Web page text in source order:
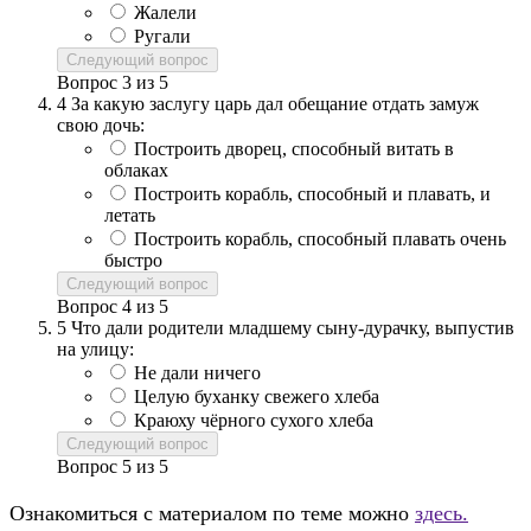
Жалели
Ругали
Следующий вопрос
Вопрос 3 из 5
4 За какую заслугу царь дал обещание отдать замуж
свою дочь:
Построить дворец, способный витать в
облаках
Построить корабль, способный и плавать, и
летать
Построить корабль, способный плавать очень
быстро
Следующий вопрос
Вопрос 4 из 5
5 Что дали родители младшему сыну-дурачку, выпустив
на улицу:
Не дали ничего
Целую буханку свежего хлеба
Краюху чёрного сухого хлеба
Следующий вопрос
Вопрос 5 из 5
Ознакомиться с материалом по теме можно здесь.